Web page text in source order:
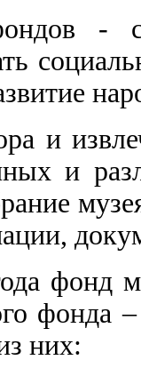
-
и
и
фонд
фонда
них: